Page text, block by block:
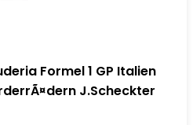
Formel 1 GP Italien
J.Scheckter